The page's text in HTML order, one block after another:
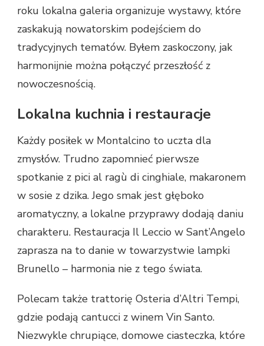
roku lokalna galeria organizuje wystawy, które
zaskakują nowatorskim podejściem do
tradycyjnych tematów. Byłem zaskoczony, jak
harmonijnie można połączyć przeszłość z
nowoczesnością.
Lokalna kuchnia i restauracje
Każdy posiłek w Montalcino to uczta dla
zmysłów. Trudno zapomnieć pierwsze
spotkanie z pici al ragù di cinghiale, makaronem
w sosie z dzika. Jego smak jest głęboko
aromatyczny, a lokalne przyprawy dodają daniu
charakteru. Restauracja Il Leccio w Sant’Angelo
zaprasza na to danie w towarzystwie lampki
Brunello – harmonia nie z tego świata.
Polecam także trattorię Osteria d’Altri Tempi,
gdzie podają cantucci z winem Vin Santo.
Niezwykle chrupiące, domowe ciasteczka, które